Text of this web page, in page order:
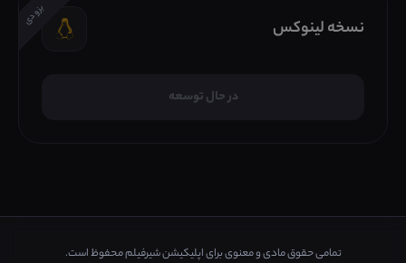
بزودی
نسخه لینوکس
در حال توسعه
تمامی حقوق مادی و معنوی برای اپلیکیشن شیرفیلم محفوظ است.